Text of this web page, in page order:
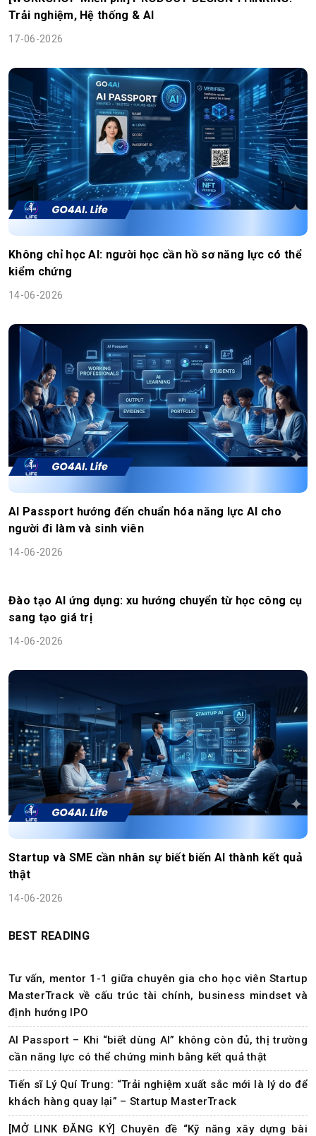
Trải nghiệm, Hệ thống & AI
17-06-2026
Không chỉ học AI: người học cần hồ sơ năng lực có thể
kiểm chứng
14-06-2026
AI Passport hướng đến chuẩn hóa năng lực AI cho
người đi làm và sinh viên
14-06-2026
Đào tạo AI ứng dụng: xu hướng chuyển từ học công cụ
sang tạo giá trị
14-06-2026
Startup và SME cần nhân sự biết biến AI thành kết quả
thật
14-06-2026
BEST READING
Tư vấn, mentor 1-1 giữa chuyên gia cho học viên Startup
MasterTrack về cấu trúc tài chính, business mindset và
định hướng IPO
AI Passport – Khi “biết dùng AI” không còn đủ, thị trường
cần năng lực có thể chứng minh bằng kết quả thật
Tiến sĩ Lý Quí Trung: “Trải nghiệm xuất sắc mới là lý do để
khách hàng quay lại” – Startup MasterTrack
[MỞ LINK ĐĂNG KÝ] Chuyên đề “Kỹ năng xây dựng bài